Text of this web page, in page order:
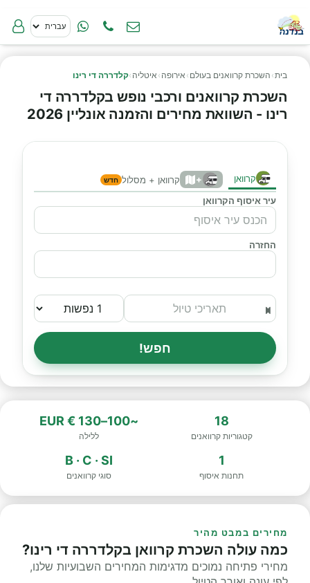
בית› השכרת קרוואנים בעולם › אירופה › איטליה ›קלדררה די רינו
השכרת קרוואנים ורכבי נופש בקלדררה די
רינו - השוואת מחירים והזמנה אונליין 2026
קרוואן + קרוואן + מסלול חדש
עיר איסוף הקרוואן
החזרה
חפש!
18
קטגוריות קרוואנים
~100–130 € EUR
ללילה
1
תחנות איסוף
B · C · SI
סוגי קרוואנים
מחירים במבט מהיר
כמה עולה השכרת קרוואן בקלדררה די רינו?
מחירי פתיחה נמוכים מדגימות המחירים השבועיות שלנו,